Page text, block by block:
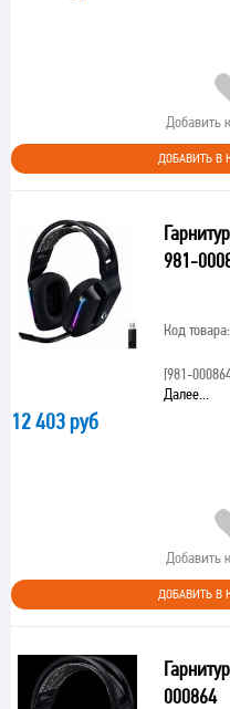
Добавить
ДОБАВИТЬ В
981-
Код
[981-
Далее...
12 403 руб
Добавить
ДОБАВИТЬ В
000864